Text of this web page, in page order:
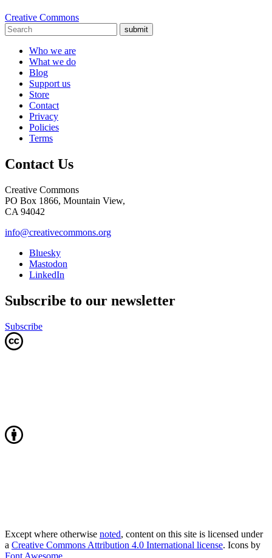
Creative Commons
submit
Who we are
What we do
Blog
Support us
Store
Contact
Privacy
Policies
Terms
Contact Us
Creative Commons
PO Box 1866, Mountain View,
CA 94042
info@creativecommons.org
Bluesky
Mastodon
LinkedIn
Subscribe to our newsletter
Subscribe
Except where otherwise noted, content on this site is licensed under
a Creative Commons Attribution 4.0 International license. Icons by
Font Awesome